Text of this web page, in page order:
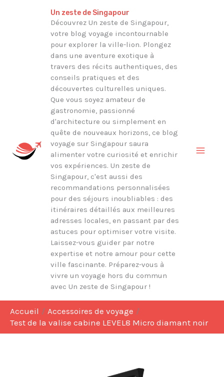
Un zeste de Singapour
Découvrez Un zeste de Singapour,
votre blog voyage incontournable
pour explorer la ville-lion. Plongez
dans une aventure exotique à
travers des récits authentiques, des
conseils pratiques et des
découvertes culturelles uniques.
Que vous soyez amateur de
gastronomie, passionné
d'architecture ou simplement en
quête de nouveaux horizons, ce blog
voyage sur Singapour saura
alimenter votre curiosité et enrichir
vos expériences. Un zeste de
Singapour, c'est aussi des
recommandations personnalisées
pour des séjours inoubliables : des
itinéraires détaillés aux meilleures
adresses locales, en passant par des
astuces pour optimiser votre visite.
Laissez-vous guider par notre
expertise et notre amour pour cette
ville fascinante. Préparez-vous à
vivre un voyage hors du commun
avec Un zeste de Singapour !
Accueil
Accessoires de voyage
Test de la valise cabine LEVEL8 Micro diamant noir
Rechercher